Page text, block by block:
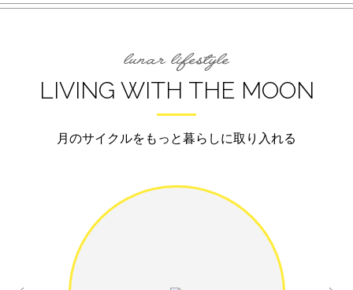
LIVING WITH THE MOON
月のサイクルをもっと暮らしに取り入れる